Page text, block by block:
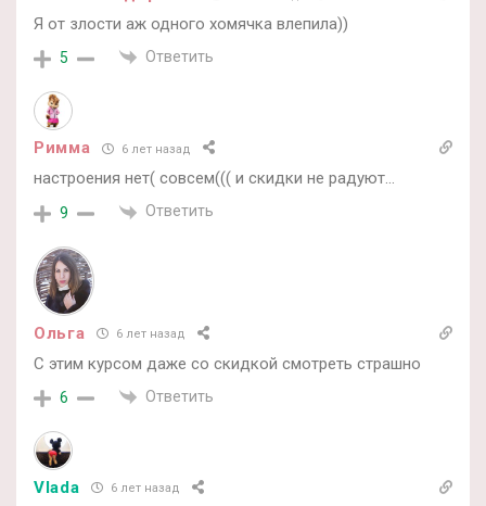
Я от злости аж одного хомячка влепила))
5 Ответить
Римма 6 лет назад
настроения нет( совсем((( и скидки не радуют…
9 Ответить
Ольга 6 лет назад
С этим курсом даже со скидкой смотреть страшно
6 Ответить
Vlada 6 лет назад